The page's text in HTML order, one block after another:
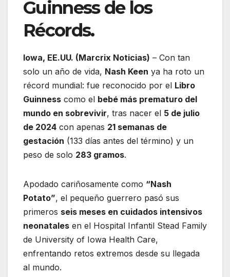
Guinness de los
Récords.
Iowa, EE.UU. (Marcrix Noticias) – Con tan
solo un año de vida, Nash Keen ya ha roto un
récord mundial: fue reconocido por el Libro
Guinness como el bebé más prematuro del
mundo en sobrevivir, tras nacer el 5 de julio
de 2024 con apenas 21 semanas de
gestación (133 días antes del término) y un
peso de solo 283 gramos.
Apodado cariñosamente como “Nash
Potato”, el pequeño guerrero pasó sus
primeros seis meses en cuidados intensivos
neonatales en el Hospital Infantil Stead Family
de University of Iowa Health Care,
enfrentando retos extremos desde su llegada
al mundo.